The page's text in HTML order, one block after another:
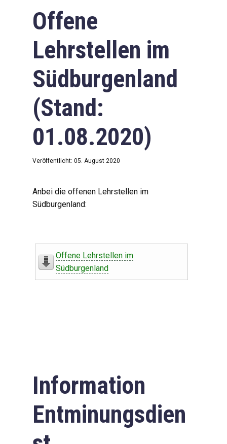
Offene
Lehrstellen im
Südburgenland
(Stand:
01.08.2020)
Veröffentlicht: 05. August 2020
Anbei die offenen Lehrstellen im
Südburgenland:
Offene Lehrstellen im
Südburgenland
Information
Entminungsdien